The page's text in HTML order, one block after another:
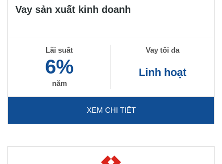
Vay sản xuất kinh doanh
Lãi suất
6%
năm
Vay tối đa
Linh hoạt
XEM CHI TIẾT